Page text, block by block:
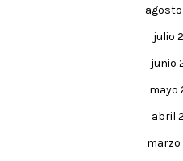
julio
junio
mayo
abril
marzo